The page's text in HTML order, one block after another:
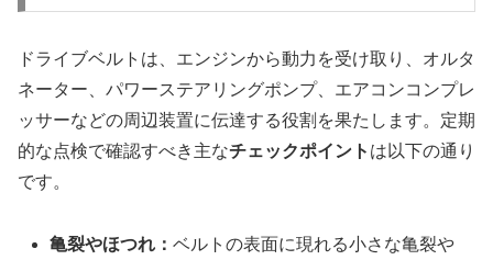
ドライブベルトは、エンジンから動力を受け取り、オルタ
ネーター、パワーステアリングポンプ、エアコンコンプレ
ッサーなどの周辺装置に伝達する役割を果たします。定期
的な点検で確認すべき主なチェックポイント は以下の通り
です。
亀裂やほつれ：ベルトの表面に現れる小さな亀裂や